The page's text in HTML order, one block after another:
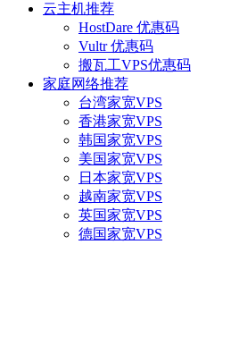
云主机推荐
HostDare 优惠码
Vultr 优惠码
搬瓦工VPS优惠码
家庭网络推荐
台湾家宽VPS
香港家宽VPS
韩国家宽VPS
美国家宽VPS
日本家宽VPS
越南家宽VPS
英国家宽VPS
德国家宽VPS